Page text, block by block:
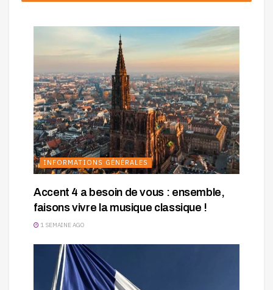
INFORMATIONS GÉNÉRALES
Accent 4 a besoin de vous : ensemble,
faisons vivre la musique classique !
1 SEMAINE AGO